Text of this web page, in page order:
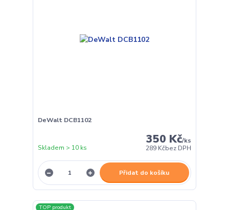
DeWalt DCB1102
350 Kč/ks
289 Kčbez DPH
Skladem > 10 ks
Přidat do košíku
TOP produkt